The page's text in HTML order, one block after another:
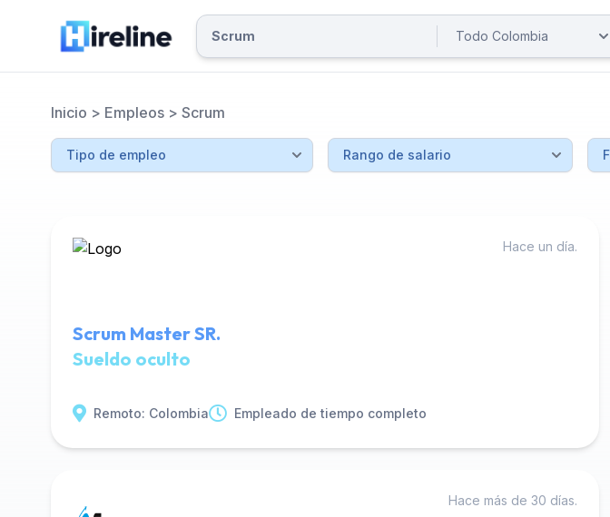
Inicio > Empleos > Scrum
Hace un día.
Scrum Master SR.
Sueldo oculto
Remoto: Colombia Empleado de tiempo completo
Hace más de 30 días.